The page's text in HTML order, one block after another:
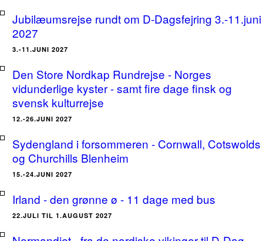
Jubilæumsrejse rundt om D-Dagsfejring 3.-11.juni
2027
3.-11.JUNI 2027
Den Store Nordkap Rundrejse - Norges
vidunderlige kyster - samt fire dage finsk og
svensk kulturrejse
12.-26.JUNI 2027
Sydengland i forsommeren - Cornwall, Cotswolds
og Churchills Blenheim
15.-24.JUNI 2027
Irland - den grønne ø - 11 dage med bus
22.JULI TIL 1.AUGUST 2027